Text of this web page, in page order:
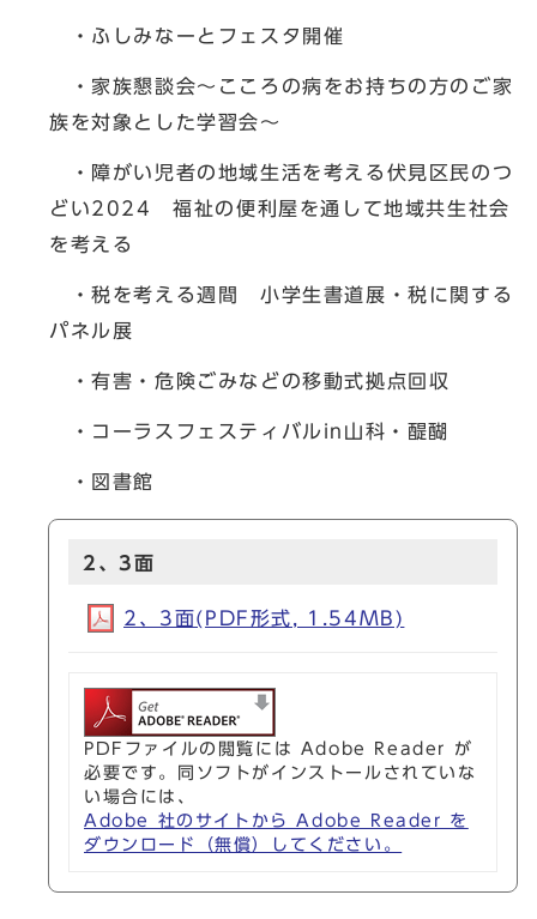
・ふしみなーとフェスタ開催
・家族懇談会～こころの病をお持ちの方のご家
族を対象とした学習会～
・障がい児者の地域生活を考える伏見区民のつ
どい2024 福祉の便利屋を通して地域共生社会
を考える
・税を考える週間 小学生書道展・税に関する
パネル展
・有害・危険ごみなどの移動式拠点回収
・コーラスフェスティバルin山科・醍醐
・図書館
2、3面
2、3面(PDF形式, 1.54MB)
PDFファイルの閲覧には Adobe Reader が
必要です。同ソフトがインストールされていな
い場合には、
Adobe 社のサイトから Adobe Reader を
ダウンロード（無償）してください。